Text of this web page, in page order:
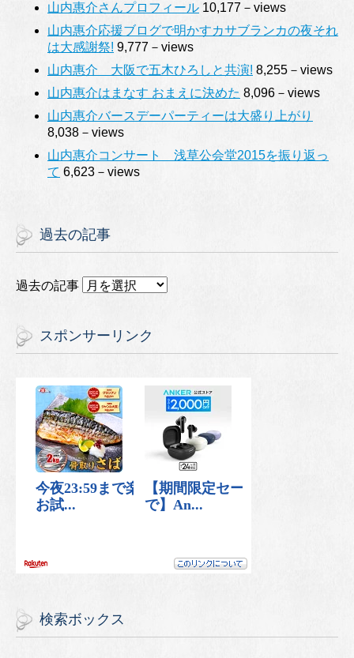
山内惠介さんプロフィール 10,177－views
山内惠介応援ブログで明かすカサブランカの夜それ
は大感謝祭! 9,777－views
山内惠介 大阪で五木ひろしと共演! 8,255－views
山内惠介はまなす おまえに決めた 8,096－views
山内惠介バースデーパーティーは大盛り上がり
8,038－views
山内惠介コンサート 浅草公会堂2015を振り返っ
て 6,623－views
過去の記事
過去の記事
スポンサーリンク
検索ボックス